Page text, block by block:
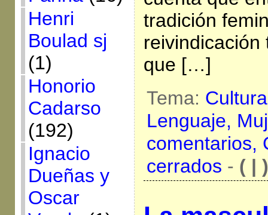
Henri
Boulad sj
(1)
Honorio
Cadarso
(192)
Ignacio
Dueñas y
Oscar
tradición
reivindicación
que […]
Tema:
Lenguaje,
comentarios,
cerrados - ( | )